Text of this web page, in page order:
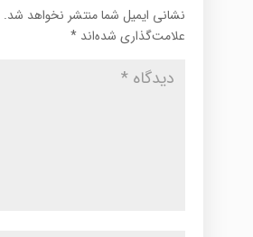
نشانی ایمیل شما منتشر نخواهد شد.
علامت‌گذاری شده‌اند *